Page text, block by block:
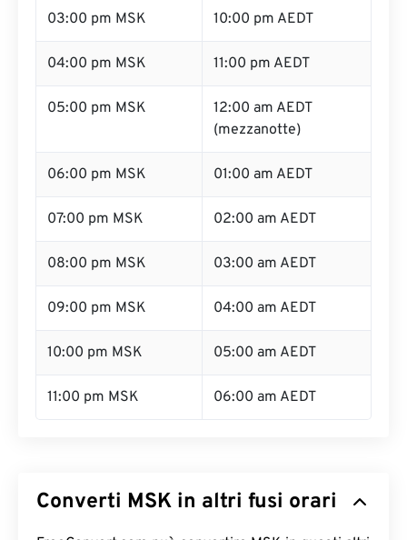
03:00 pm MSK 10:00 pm AEDT
04:00 pm MSK 11:00 pm AEDT
05:00 pm MSK
12:00 am AEDT
(mezzanotte)
06:00 pm MSK 01:00 am AEDT
07:00 pm MSK 02:00 am AEDT
08:00 pm MSK 03:00 am AEDT
09:00 pm MSK 04:00 am AEDT
10:00 pm MSK 05:00 am AEDT
11:00 pm MSK 06:00 am AEDT
Converti MSK in altri fusi orari